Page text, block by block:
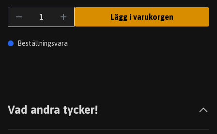
Lägg i varukorgen
Beställningsvara
Vad andra tycker!